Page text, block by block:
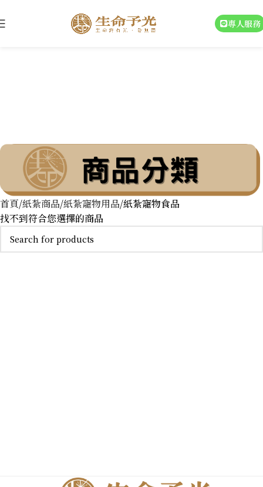
專人服務
首頁 紙紮商品 紙紮寵物用品 紙紮寵物食品
找不到符合您選擇的商品